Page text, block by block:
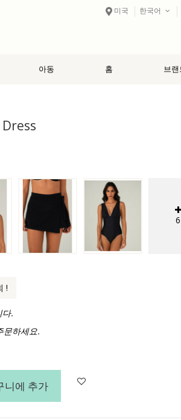
미국 한국어
아동 홈 브랜
6
!
다.
문하세요.
니에 추가